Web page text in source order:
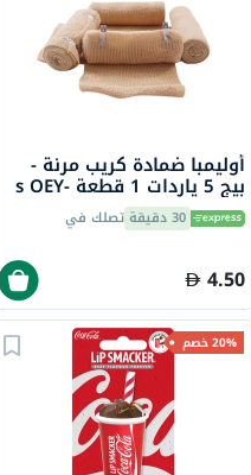
أوليمبا ضمادة كريب مرنة -
بيج 5 ياردات 1 قطعة s OEY-
111-4 30 دقيقة تصلك في
4.50
20% خصم